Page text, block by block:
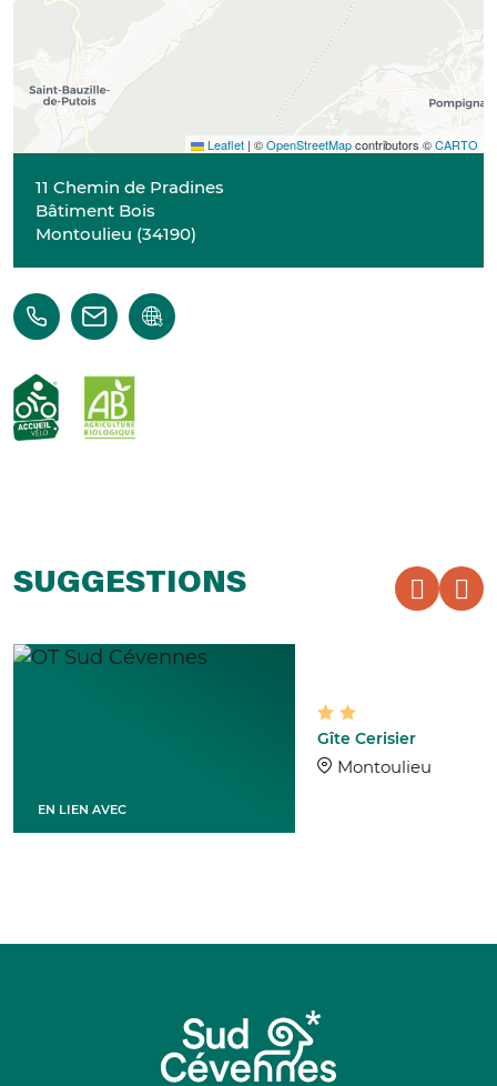
Leaflet | ©OpenStreetMapcontributors ©CARTO
11 Chemin de Pradines
Bâtiment Bois
Montoulieu (34190)
SUGGESTIONS
Gîte Cerisier
Montoulieu
EN LIEN AVEC